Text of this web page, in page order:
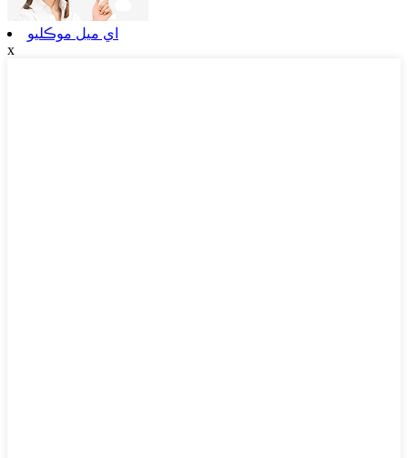
اي ميل موڪليو
x